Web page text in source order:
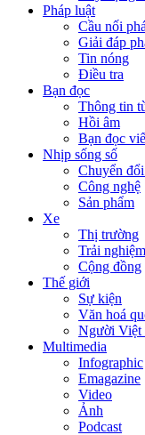
Pháp luật
Cầu nối
Giải đáp
Tin nóng
Điều tra
Bạn đọc
Thông tin
Hồi âm
Bạn đọc
Nhịp sống số
Chuyển
Công nghệ
Sản phẩm
Xe
Thị trường
Trải nghiệm
Cộng đồng
Thế giới
Sự kiện
Văn hoá
Người Việt
Multimedia
Infographic
Emagazine
Video
Ảnh
Podcast